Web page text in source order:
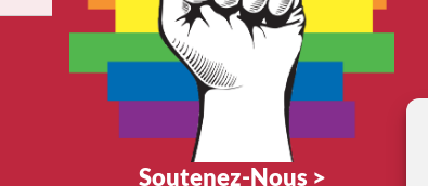
Soutenez-Nous >